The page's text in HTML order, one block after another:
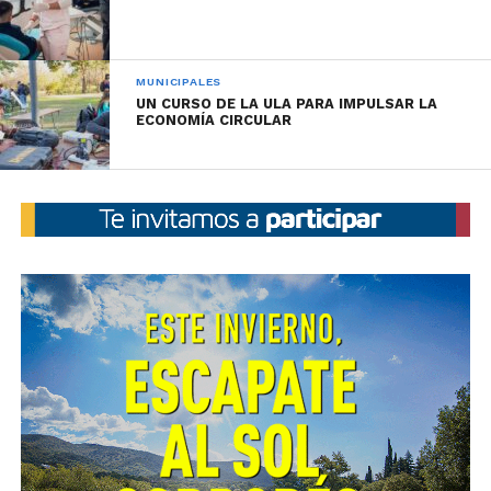
MUNICIPALES
UN CURSO DE LA ULA PARA IMPULSAR LA
ECONOMÍA CIRCULAR